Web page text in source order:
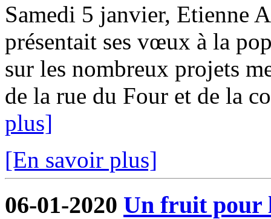
Samedi 5 janvier, Etienne
présentait ses vœux à la
sur les nombreux projets
de la rue du Four et de la
plus]
[En savoir plus]
06-01-2020 Un fruit pour